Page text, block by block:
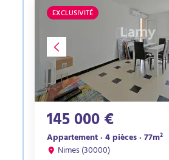
EXCLUSIVITÉ
145 000 €
Appartement · 4 pièces · 77m²
Nimes (30000)